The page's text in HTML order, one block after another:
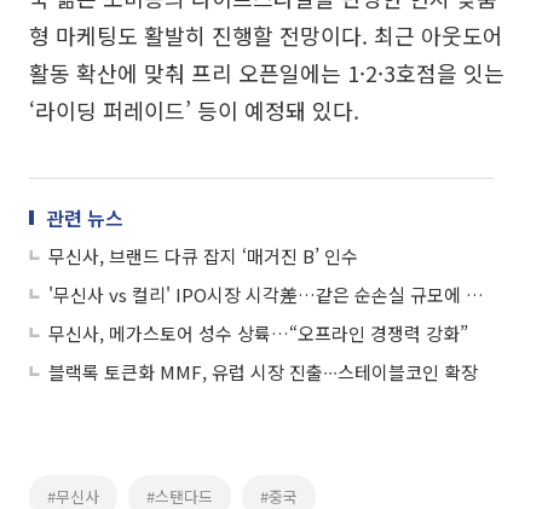
형 마케팅도 활발히 진행할 전망이다. 최근 아웃도어
활동 확산에 맞춰 프리 오픈일에는 1·2·3호점을 잇는
‘라이딩 퍼레이드’ 등이 예정돼 있다.
관련 뉴스
무신사, 브랜드 다큐 잡지 ‘매거진 B’ 인수
'무신사 vs 컬리' IPO시장 시각差…같은 순손실 규모에 해석 엇갈리는 이유
무신사, 메가스토어 성수 상륙…“오프라인 경쟁력 강화”
블랙록 토큰화 MMF, 유럽 시장 진출∙∙∙스테이블코인 확장
#무신사 #스탠다드 #중국